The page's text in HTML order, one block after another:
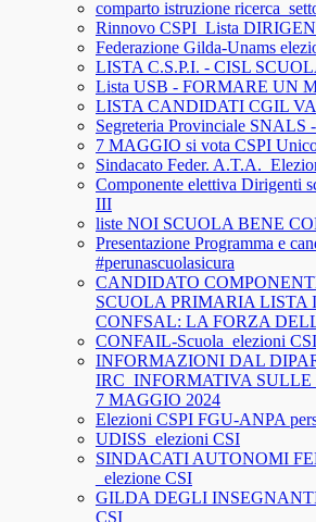
comparto istruzione
Rinnovo CSPI_Lista
Federazione Gilda-Unams
LISTA C.S.P.I. - CISL
Lista USB - FORMARE UN
LISTA CANDIDATI CGIL
Segreteria Provinciale SNALS
7 MAGGIO si vota CSPI
Sindacato Feder.
Componente elettiva Dirigenti
III
liste NOI SCUOLA BENE
Presentazione Programma e
#perunascuolasicura
CANDIDATO
SCUOLA PRIMARIA LISTA
CONFSAL: LA FORZA
CONFAIL-Scuola_elezioni CSI
INFORMAZIONI DAL
IRC_INFORMATIVA
7 MAGGIO 2024
Elezioni CSPI FGU-ANPA
UDISS_elezioni CSI
SINDACATI AUTONOMI
_elezione CSI
GILDA DEGLI
CSI